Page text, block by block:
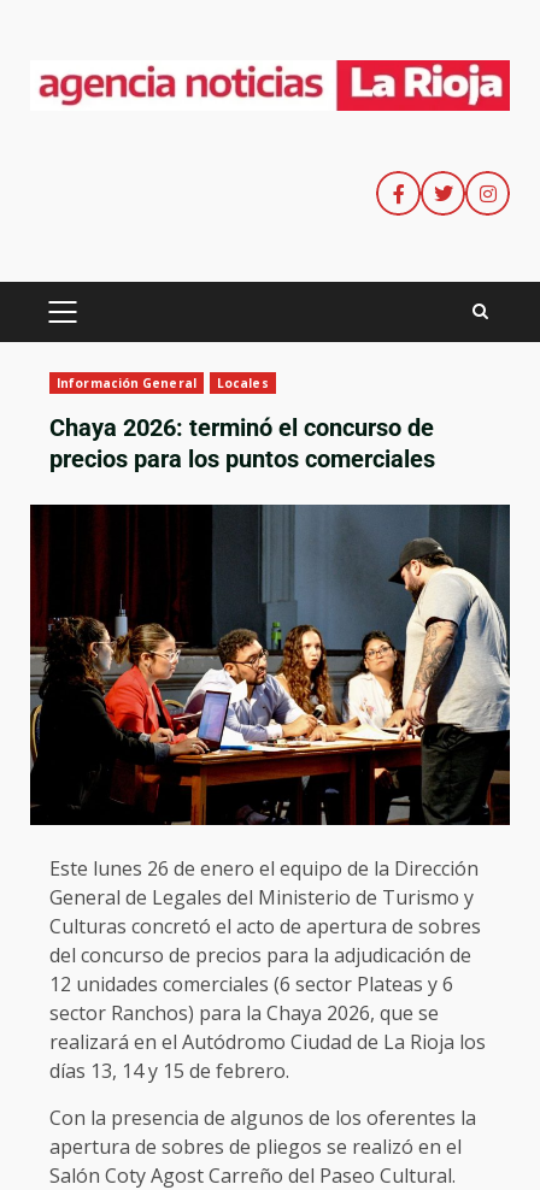
Información General Locales
Chaya 2026: terminó el concurso de
precios para los puntos comerciales
Este lunes 26 de enero el equipo de la Dirección
General de Legales del Ministerio de Turismo y
Culturas concretó el acto de apertura de sobres
del concurso de precios para la adjudicación de
12 unidades comerciales (6 sector Plateas y 6
sector Ranchos) para la Chaya 2026, que se
realizará en el Autódromo Ciudad de La Rioja los
días 13, 14 y 15 de febrero.
Con la presencia de algunos de los oferentes la
apertura de sobres de pliegos se realizó en el
Salón Coty Agost Carreño del Paseo Cultural.